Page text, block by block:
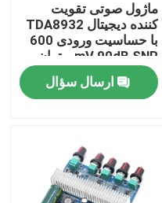
ماژول صوتی تقویت
کننده دیجیتال TDA8932
با حساسیت ورودی 600
mV 90dB SNR و توان
خروجی 3W
ارسال سؤال